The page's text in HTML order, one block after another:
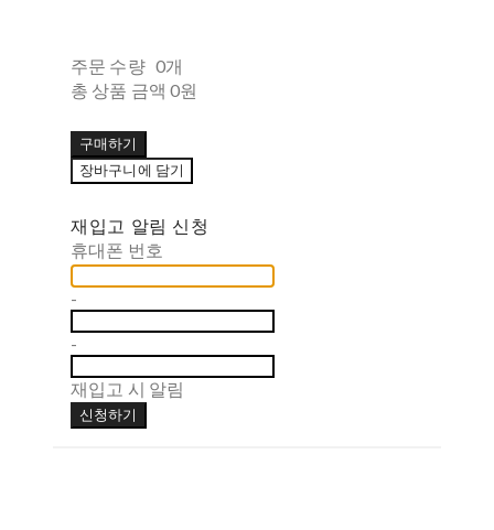
주문 수량 0개
총 상품 금액 0원
구매하기
장바구니에 담기
재입고 알림 신청
휴대폰 번호
-
-
재입고 시 알림
신청하기